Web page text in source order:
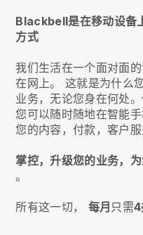
Blackbell是在移动设备
方式
我们生活在一个面对面
在网上。 这就是为什么
业务，无论您身在何处。
您可以随时随地在智能
您的内容，付款，客户服
掌控，升级您的业务，
。
所有这一切， 每月 只需4